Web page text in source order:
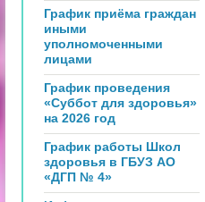
График приёма граждан
иными
уполномоченными
лицами
График проведения
«Суббот для здоровья»
на 2026 год
График работы Школ
здоровья в ГБУЗ АО
«ДГП № 4»